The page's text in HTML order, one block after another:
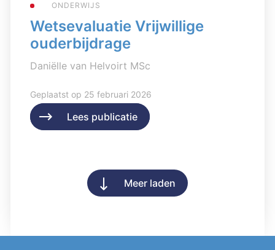
Lees publicatie
ONDERWIJS
Wetsevaluatie Vrijwillige
ouderbijdrage
Daniëlle van Helvoirt MSc
Geplaatst op 25 februari 2026
Lees publicatie
Meer laden